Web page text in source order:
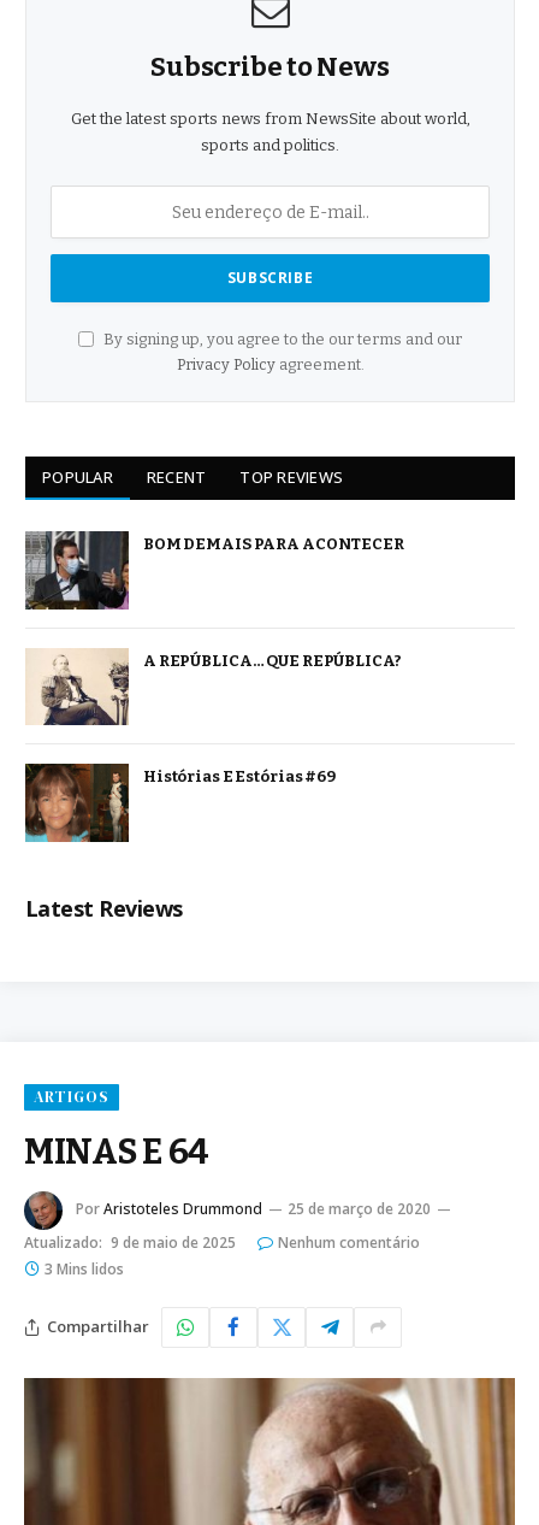
Subscribe to News
Get the latest sports news from NewsSite about world,
sports and politics.
By signing up, you agree to the our terms and our
Privacy Policyagreement.
POPULAR RECENT TOP REVIEWS
BOM DEMAIS PARA ACONTECER
A REPÚBLICA… QUE REPÚBLICA?
Histórias E Estórias #69
Latest Reviews
ARTIGOS
MINAS E 64
PorAristoteles Drummond
25 de março de 2020
Atualizado: 9 de maio de 2025
Nenhum comentário
3 Mins lidos
Compartilhar